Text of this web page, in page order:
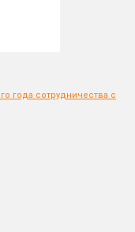
года сотрудничества с